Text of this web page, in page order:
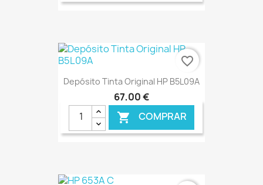
€ ONLINE
Depósito Tinta Original HP B5L09A
67,00 €
 COMPRAR
favorite_border